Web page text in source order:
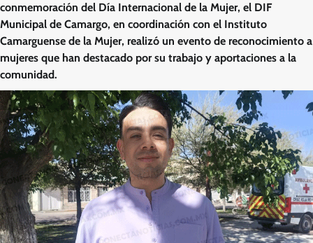
conmemoración del Día Internacional de la Mujer, el DIF
Municipal de Camargo, en coordinación con el Instituto
Camarguense de la Mujer, realizó un evento de reconocimiento a
mujeres que han destacado por su trabajo y aportaciones a la
comunidad.